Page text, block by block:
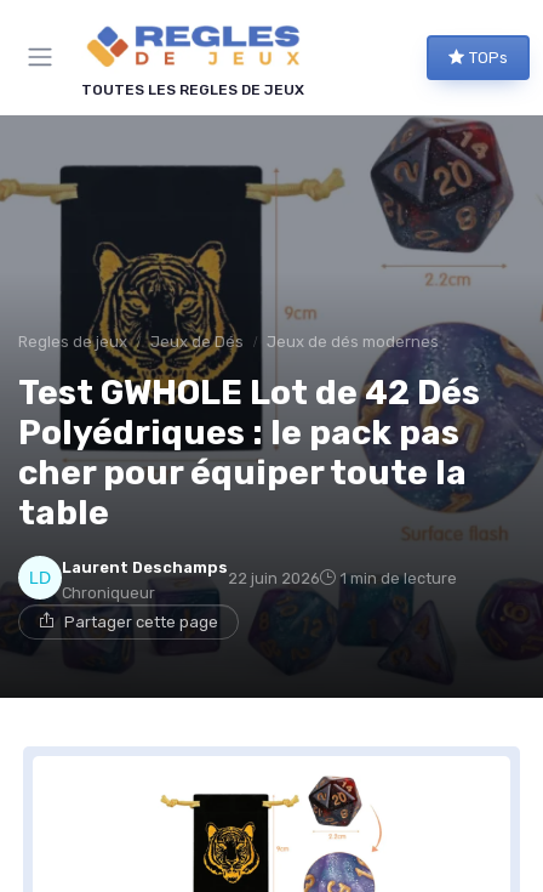
TOUTES LES REGLES DE JEUX
TOPs
Regles de jeux Jeux de Dés Jeux de dés modernes
Test GWHOLE Lot de 42 Dés
Polyédriques : le pack pas
cher pour équiper toute la
table
Laurent Deschamps
Chroniqueur
22 juin 2026 1 min de lecture
Partager cette page